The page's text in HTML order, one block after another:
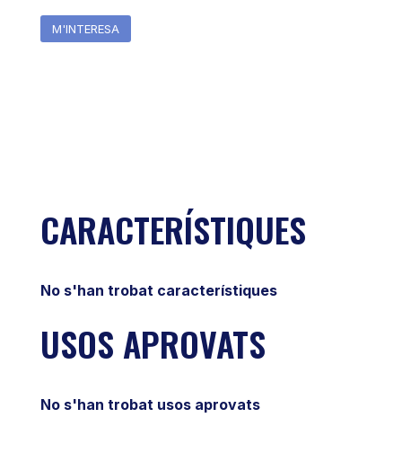
M'INTERESA
CARACTERÍSTIQUES
No s'han trobat característiques
USOS APROVATS
No s'han trobat usos aprovats